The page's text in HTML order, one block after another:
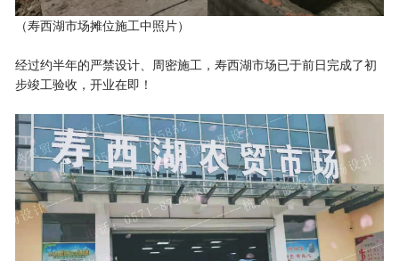
（寿西湖市场摊位施工中照片）
经过约半年的严禁设计、周密施工，寿西湖市场已于前日完成了初
步竣工验收，开业在即！